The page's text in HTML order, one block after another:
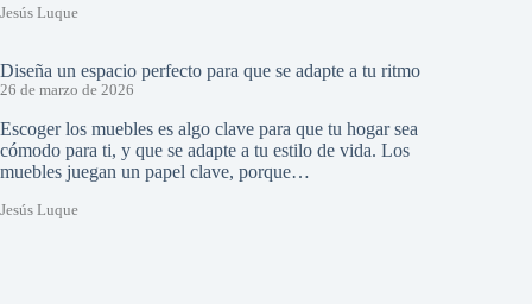
Jesús Luque
Diseña un espacio perfecto para que se adapte a tu ritmo
26 de marzo de 2026
Escoger los muebles es algo clave para que tu hogar sea
cómodo para ti, y que se adapte a tu estilo de vida. Los
muebles juegan un papel clave, porque…
Jesús Luque